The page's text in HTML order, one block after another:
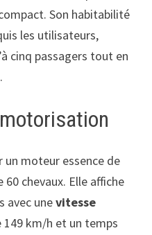
Son habitabilité
les utilisateurs,
cinq passagers tout en
un moteur essence de
chevaux. Elle affiche
avec unevitesse
km/h et un temps